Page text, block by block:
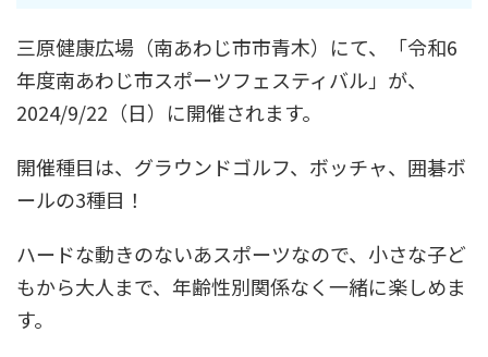
三原健康広場（南あわじ市市青木）にて、「令和6
年度南あわじ市スポーツフェスティバル」が、
2024/9/22（日）に開催されます。
開催種目は、グラウンドゴルフ、ボッチャ、囲碁ボ
ールの3種目！
ハードな動きのないあスポーツなので、小さな子ど
もから大人まで、年齢性別関係なく一緒に楽しめま
す。